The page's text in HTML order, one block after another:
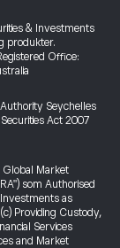
& Investments
produkter.
Office:
Authority Seychelles
Act 2007
Global Market
som Authorised
Investments as
Providing Custody,
Services
and Market